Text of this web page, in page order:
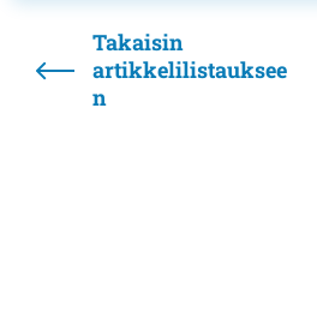
Takaisin
artikkelilistauksee
n